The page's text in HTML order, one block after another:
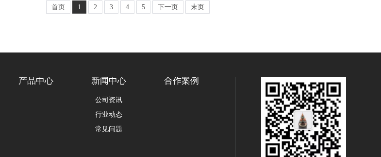
首页 1 2 3 4 5 下一页 末页
产品中心 新闻中心
公司资讯
行业动态
常见问题
合作案例